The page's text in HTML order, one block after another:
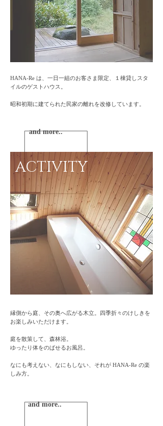
HANA-Re は、一日一組のお客さま限定、１棟貸しスタ
イルのゲストハウス。
昭和初期に建てられた民家の離れを改修しています。
and more..
ACTIVITY
縁側から庭、その奥へ広がる木立。四季折々のけしきを
お楽しみいただけます。
庭を散策して、森林浴。
ゆったり体をのばせるお風呂。
​なにも考えない、なにもしない、それが HANA-Re の楽
しみ方。
and more..